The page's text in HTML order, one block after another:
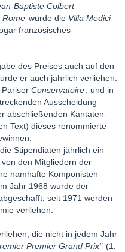
Baptiste Colbert
Rome wurde die Villa Medici
französisches
des Preises auch auf den
er auch jährlich verliehen.
Conservatoire
, und in
Ausscheidung
abschließenden Kantaten-
Text) dieses renommierte
Stipendiaten jährlich ein
den Mitgliedern der
namhafte Komponisten
Jahr 1968 wurde der
seit 1971 werden
verliehen.
die nicht in jedem Jahr
Premier Grand Prix" (1.